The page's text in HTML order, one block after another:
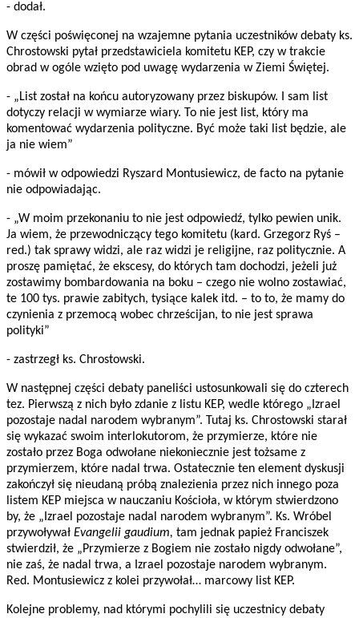
- dodał.
W części poświęconej na wzajemne pytania uczestników debaty ks.
Chrostowski pytał przedstawiciela komitetu KEP, czy w trakcie
obrad w ogóle wzięto pod uwagę wydarzenia w Ziemi Świętej.
- „List został na końcu autoryzowany przez biskupów. I sam list
dotyczy relacji w wymiarze wiary. To nie jest list, który ma
komentować wydarzenia polityczne. Być może taki list będzie, ale
ja nie wiem”
- mówił w odpowiedzi Ryszard Montusiewicz, de facto na pytanie
nie odpowiadając.
- „W moim przekonaniu to nie jest odpowiedź, tylko pewien unik.
Ja wiem, że przewodniczący tego komitetu (kard. Grzegorz Ryś –
red.) tak sprawy widzi, ale raz widzi je religijne, raz politycznie. A
proszę pamiętać, że ekscesy, do których tam dochodzi, jeżeli już
zostawimy bombardowania na boku – czego nie wolno zostawiać,
te 100 tys. prawie zabitych, tysiące kalek itd. – to to, że mamy do
czynienia z przemocą wobec chrześcijan, to nie jest sprawa
polityki”
- zastrzegł ks. Chrostowski.
W następnej części debaty paneliści ustosunkowali się do czterech
tez. Pierwszą z nich było zdanie z listu KEP, wedle którego „Izrael
pozostaje nadal narodem wybranym”. Tutaj ks. Chrostowski starał
się wykazać swoim interlokutorom, że przymierze, które nie
zostało przez Boga odwołane niekoniecznie jest tożsame z
przymierzem, które nadal trwa. Ostatecznie ten element dyskusji
zakończył się nieudaną próbą znalezienia przez nich innego poza
listem KEP miejsca w nauczaniu Kościoła, w którym stwierdzono
by, że „Izrael pozostaje nadal narodem wybranym”. Ks. Wróbel
przywoływał Evangelii gaudium, tam jednak papież Franciszek
stwierdził, że „Przymierze z Bogiem nie zostało nigdy odwołane”,
nie zaś, że nadal trwa, a Izrael pozostaje narodem wybranym.
Red. Montusiewicz z kolei przywołał… marcowy list KEP.
Kolejne problemy, nad którymi pochylili się uczestnicy debaty